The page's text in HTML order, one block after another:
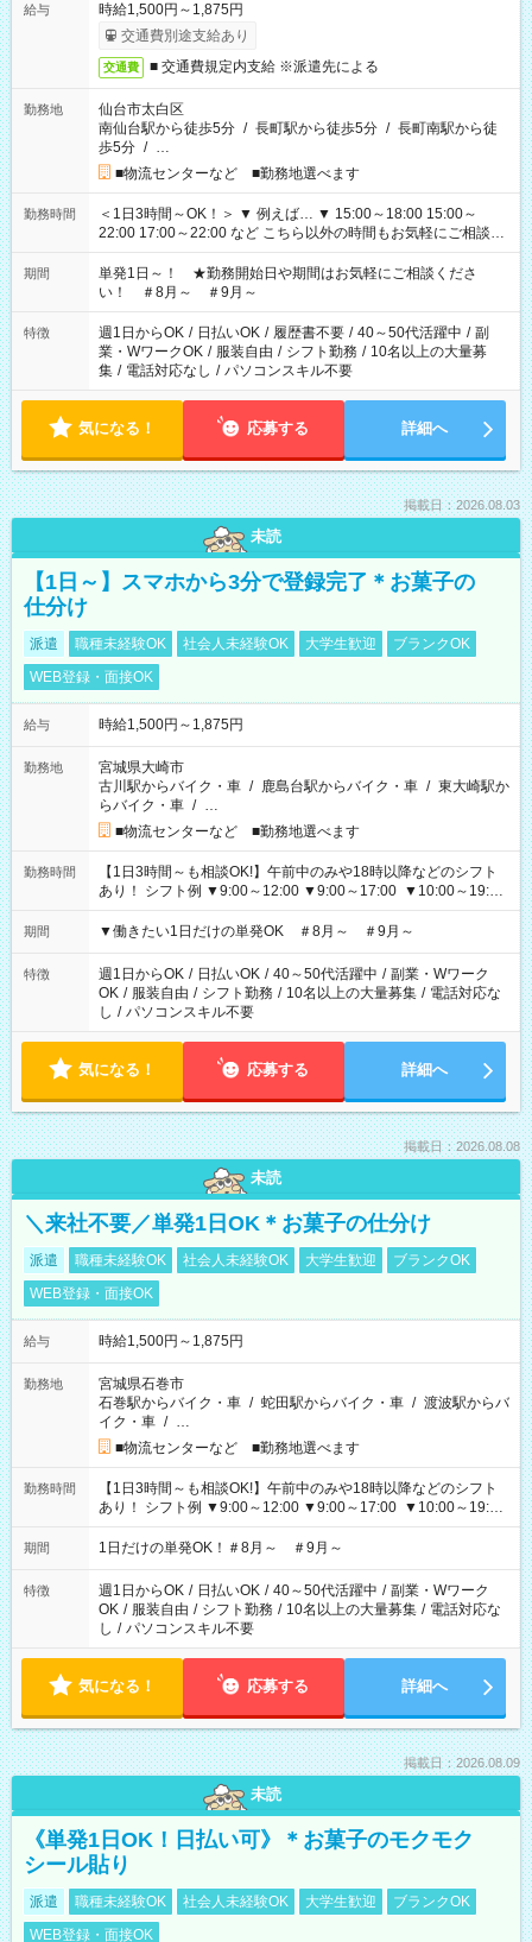
給与
時給1,500円～1,875円
交通費別途支給あり
交通費 ■ 交通費規定内支給 ※派遣先による
勤務地
仙台市太白区
南仙台駅から徒歩5分 / 長町駅から徒歩5分 / 長町南駅から徒
歩5分 / …
■物流センターなど ■勤務地選べます
勤務時間
＜1日3時間～OK！＞ ▼ 例えば… ▼ 15:00～18:00 15:00～
22:00 17:00～22:00 など こちら以外の時間もお気軽にご相談く
ださい！
期間
単発1日～！ ★勤務開始日や期間はお気軽にご相談くださ
い！ ＃8月～ ＃9月～
特徴 週1日からOK / 日払いOK / 履歴書不要 / 40～50代活躍中 / 副
業・WワークOK / 服装自由 / シフト勤務 / 10名以上の大量募
集 / 電話対応なし / パソコンスキル不要
気になる！ 応募する 詳細へ
掲載日：2026.08.03
未読
【1日～】スマホから3分で登録完了＊お菓子の
仕分け
派遣 職種未経験OK 社会人未経験OK 大学生歓迎
ブランクOK
WEB登録・面接OK
給与 時給1,500円～1,875円
勤務地
宮城県大崎市
古川駅からバイク・車 / 鹿島台駅からバイク・車 / 東大崎駅か
らバイク・車 / …
■物流センターなど ■勤務地選べます
勤務時間
【1日3時間～も相談OK!】午前中のみや18時以降などのシフト
あり！ シフト例 ▼9:00～12:00 ▼9:00～17:00 ▼10:00～19:00
▼18:00～21:00
期間 ▼働きたい1日だけの単発OK ＃8月～ ＃9月～
特徴 週1日からOK / 日払いOK / 40～50代活躍中 / 副業・Wワーク
OK / 服装自由 / シフト勤務 / 10名以上の大量募集 / 電話対応な
し / パソコンスキル不要
気になる！ 応募する 詳細へ
掲載日：2026.08.08
未読
＼来社不要／単発1日OK＊お菓子の仕分け
派遣 職種未経験OK 社会人未経験OK 大学生歓迎
ブランクOK
WEB登録・面接OK
給与 時給1,500円～1,875円
勤務地
宮城県石巻市
石巻駅からバイク・車 / 蛇田駅からバイク・車 / 渡波駅からバ
イク・車 / …
■物流センターなど ■勤務地選べます
勤務時間
【1日3時間～も相談OK!】午前中のみや18時以降などのシフト
あり！ シフト例 ▼9:00～12:00 ▼9:00～17:00 ▼10:00～19:00
▼18:00～21:00
期間 1日だけの単発OK！＃8月～ ＃9月～
特徴 週1日からOK / 日払いOK / 40～50代活躍中 / 副業・Wワーク
OK / 服装自由 / シフト勤務 / 10名以上の大量募集 / 電話対応な
し / パソコンスキル不要
気になる！ 応募する 詳細へ
掲載日：2026.08.09
未読
《単発1日OK！日払い可》＊お菓子のモクモク
シール貼り
派遣 職種未経験OK 社会人未経験OK 大学生歓迎
ブランクOK
WEB登録・面接OK